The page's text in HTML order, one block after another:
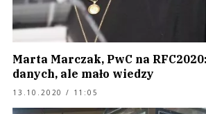
Marta Marczak, PwC na
danych, ale mało wiedzy
13.10.2020 / 11:05